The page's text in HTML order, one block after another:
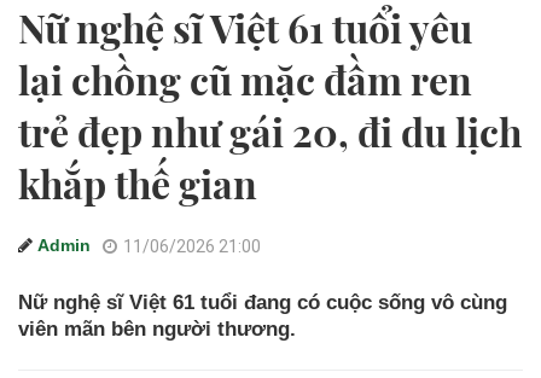
Nữ nghệ sĩ Việt 61 tuổi yêu
lại chồng cũ mặc đầm ren
trẻ đẹp như gái 20, đi du lịch
khắp thế gian
Admin 11/06/2026 21:00
Nữ nghệ sĩ Việt 61 tuổi đang có cuộc sống vô cùng
viên mãn bên người thương.